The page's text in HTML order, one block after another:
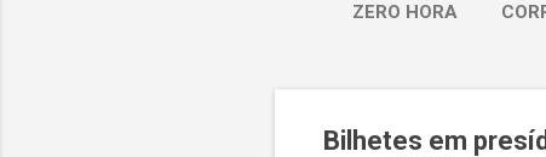
ZERO HORA
Bilhetes em